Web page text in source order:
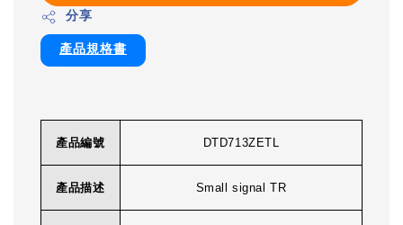
分享
產品規格書
產品編號 DTD713ZETL
產品描述 Small signal TR